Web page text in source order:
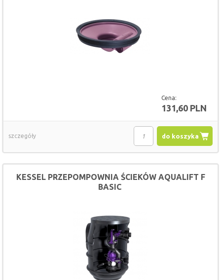
Cena:
131,60 PLN
do koszyka
szczegóły
KESSEL PRZEPOMPOWNIA ŚCIEKÓW AQUALIFT F
BASIC